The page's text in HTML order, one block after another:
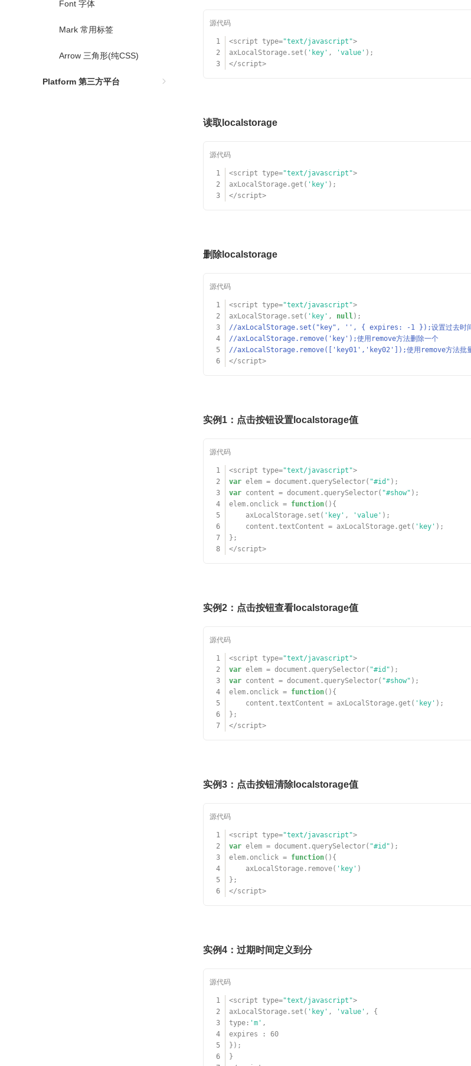
Font 字体
Mark 常用标签
Arrow 三角形(纯CSS)
Platform 第三方平台
1 <script type="text/javascript">
2
axLocalStorage.set( 'key' , 'value' );
3
</script>
读取localstorage
1 <script type="text/javascript">
2
axLocalStorage.get( 'key' );
3
</script>
删除localstorage
1 <script type="text/javascript">
2
axLocalStorage.set( 'key' , null);
3
//axLocalStorage.set("key", '', { expires: -1 });设置过去时间
4
//axLocalStorage.remove('key');使用remove方法删除一个
5
//axLocalStorage.remove(['key01','key02']);使用remove方法批
6
</script>
实例1：点击按钮设置localstorage值
1 <script type="text/javascript">
2
var elem = document.querySelector( "#id" );
3
var content = document.querySelector( "#show" );
4
elem.onclick = function(){
5
axLocalStorage.set( 'key' , 'value' );
6
content.textContent = axLocalStorage.get( 'key' );
7
};
8
</script>
实例2：点击按钮查看localstorage值
1 <script type="text/javascript">
2
var elem = document.querySelector( "#id" );
3
var content = document.querySelector( "#show" );
4
elem.onclick = function(){
5
content.textContent = axLocalStorage.get( 'key' );
6
};
7
</script>
实例3：点击按钮清除localstorage值
1 <script type="text/javascript">
2
var elem = document.querySelector( "#id" );
3
elem.onclick = function(){
4
axLocalStorage.remove( 'key' )
5
};
6
</script>
实例4：过期时间定义到分
1 <script type="text/javascript">
2
axLocalStorage.set( 'key' , 'value' , {
3
type: 'm' ,
4
expires : 60
5
});
6
}